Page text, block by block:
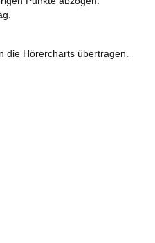
die Hörercharts übertragen.